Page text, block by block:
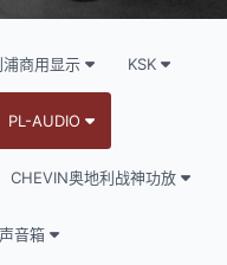
浦商用显示 KSK
PL-AUDIO
CHEVIN奥地利战神功放
音箱